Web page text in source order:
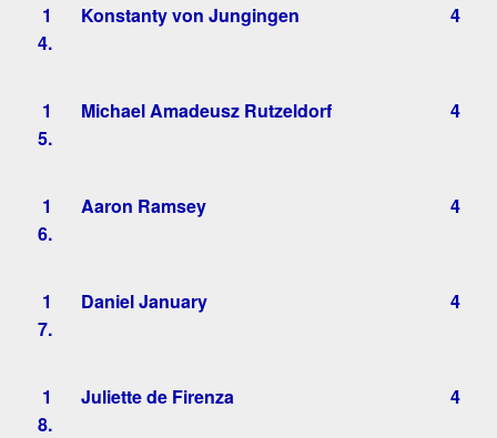
1
4.
Konstanty von Jungingen 4
1
5.
Michael Amadeusz Rutzeldorf 4
1
6.
Aaron Ramsey 4
1
7.
Daniel January 4
1
8.
Juliette de Firenza 4